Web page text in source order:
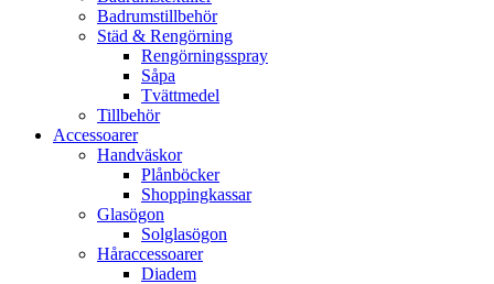
Badrumstillbehör
Städ & Rengörning
Rengörningsspray
Såpa
Tvättmedel
Tillbehör
Accessoarer
Handväskor
Plånböcker
Shoppingkassar
Glasögon
Solglasögon
Håraccessoarer
Diadem